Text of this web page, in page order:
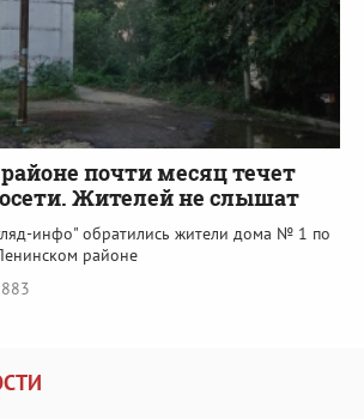
почти месяц течет
Жителей не слышат
инфо" обратились жители дома № 1 по
районе
883